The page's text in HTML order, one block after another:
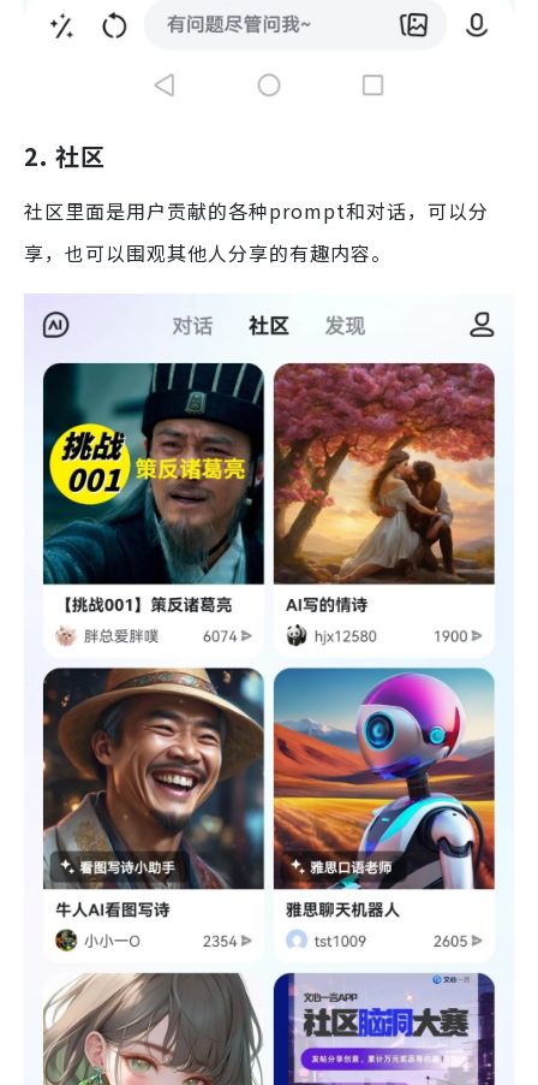
2. 社区
社区里面是用户贡献的各种prompt和对话，可以分
享，也可以围观其他人分享的有趣内容。